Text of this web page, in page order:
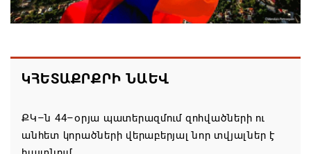
07.08.2026 16:39
նիստը կանցկացվի դռնփակ
07.08.2026 16:34
ՀՐԱՎԻՐՈՒՄ ԵՆՔ ՄԻԱՍԻՆ ՆՇԵԼՈՒ ՏԱՇՏՈՒՆ
ԲՆԱԿԱՎԱՅՐԻ ՕՐԸ
ԿՀԵՏԱՔՐՔՐԻ ՆԱԵՎ
ՔԿ–ն 44–օրյա պատերազմում զոհվածների ու
անհետ կորածների վերաբերյալ նոր տվյալներ է